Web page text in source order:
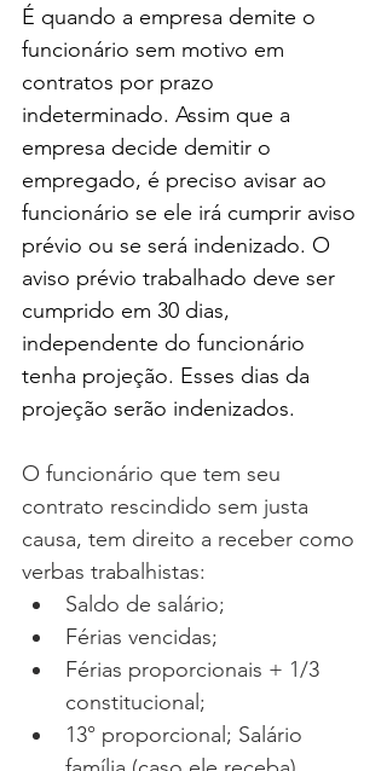
É quando a empresa demite o
funcionário sem motivo em
contratos por prazo
indeterminado. Assim que a
empresa decide demitir o
empregado, é preciso avisar ao
funcionário se ele irá cumprir aviso
prévio ou se será indenizado. O
aviso prévio trabalhado deve ser
cumprido em 30 dias,
independente do funcionário
tenha projeção. Esses dias da
projeção serão indenizados.
O funcionário que tem seu
contrato rescindido sem justa
causa, tem direito a receber como
verbas trabalhistas:
Saldo de salário;
Férias vencidas;
Férias proporcionais + 1/3
constitucional;
13° proporcional; Salário